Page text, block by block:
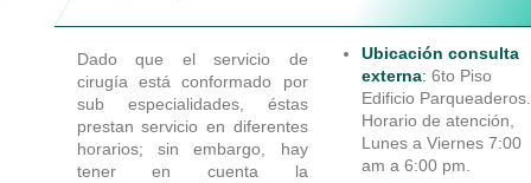
Dado que el servicio de
cirugía está conformado por
sub especialidades, éstas
prestan servicio en diferentes
horarios; sin embargo, hay
tener en cuenta la
Ubicación consulta
externa: 6to Piso
Edificio Parqueaderos.
Horario de atención,
Lunes a Viernes 7:00
am a 6:00 pm.